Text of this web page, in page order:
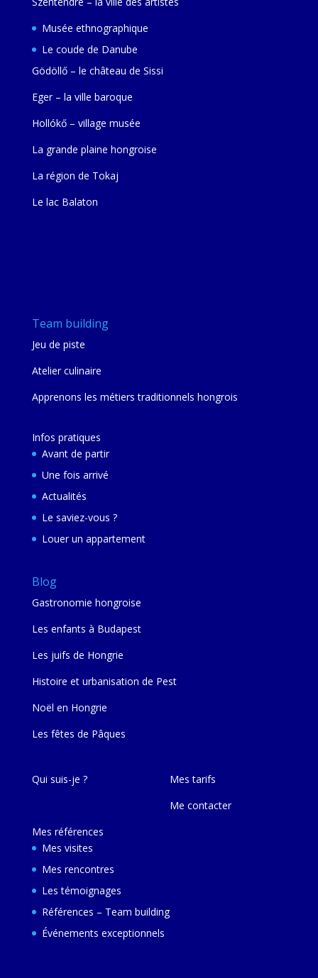
Musée ethnographique
Le coude de Danube
Gödöllő – le château de Sissi
Eger – la ville baroque
Hollókő – village musée
La grande plaine hongroise
La région de Tokaj
Le lac Balaton
Team building
Jeu de piste
Atelier culinaire
Apprenons les métiers traditionnels hongrois
Infos pratiques
Avant de partir
Une fois arrivé
Actualités
Le saviez-vous ?
Louer un appartement
Blog
Gastronomie hongroise
Les enfants à Budapest
Les juifs de Hongrie
Histoire et urbanisation de Pest
Noël en Hongrie
Les fêtes de Pâques
Qui suis-je ?
Mes références
Mes visites
Mes rencontres
Les témoignages
Références – Team building
Événements exceptionnels
Mes tarifs
Me contacter